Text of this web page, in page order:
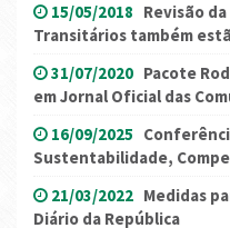
15/05/2018 Revisão
Transitários também
31/07/2020 Pacote
em Jornal Oficial das
16/09/2025
Sustentabilidade,
21/03/2022 Medidas
Diário da República